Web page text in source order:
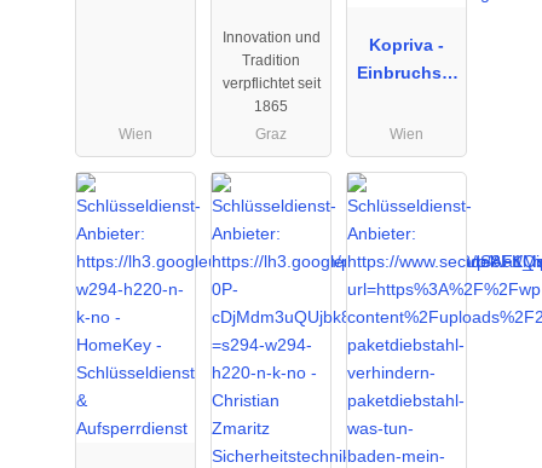
Wien
Innovation und
Tradition
verpflichtet seit
1865
Graz
Kopriva -
Einbruchsic
Wien